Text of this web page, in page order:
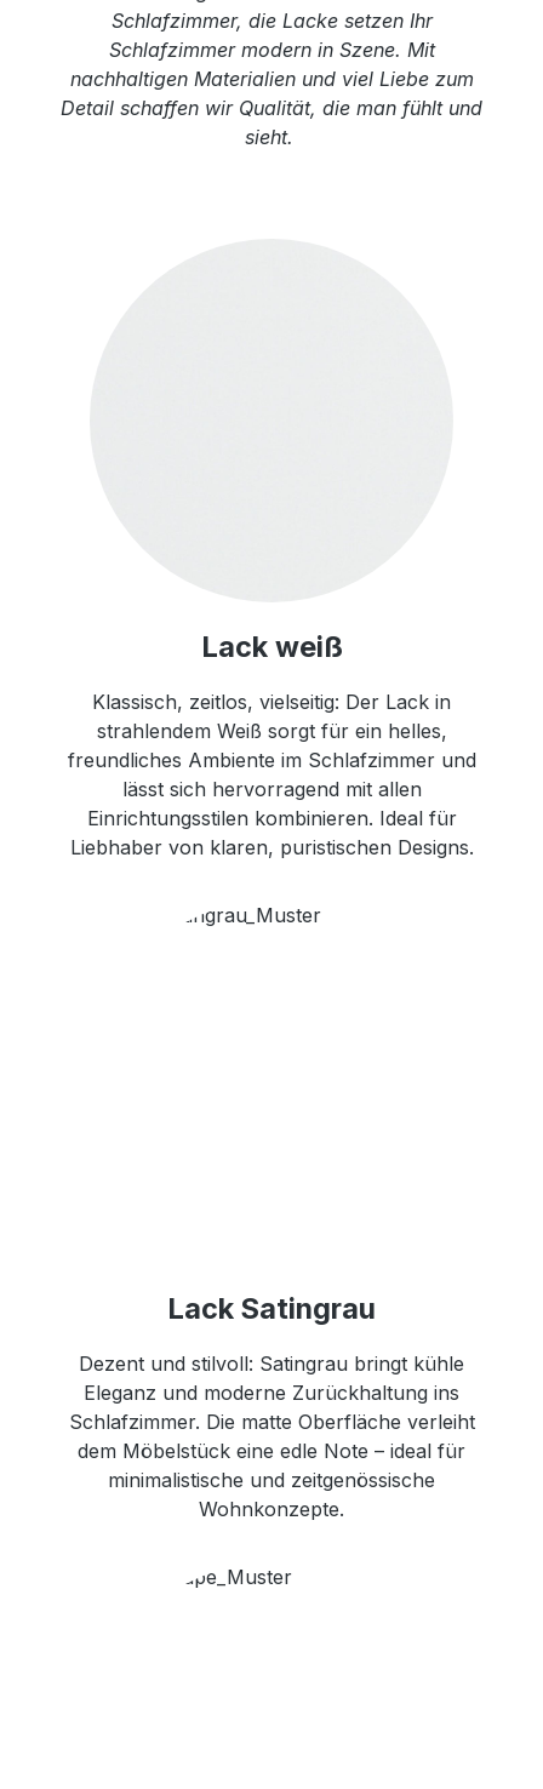
Schlafzimmer, die Lacke setzen Ihr
Schlafzimmer modern in Szene. Mit
nachhaltigen Materialien und viel Liebe zum
Detail schaffen wir Qualität, die man fühlt und
sieht.
Lack weiß
Klassisch, zeitlos, vielseitig: Der Lack in
strahlendem Weiß sorgt für ein helles,
freundliches Ambiente im Schlafzimmer und
lässt sich hervorragend mit allen
Einrichtungsstilen kombinieren. Ideal für
Liebhaber von klaren, puristischen Designs.
Lack Satingrau
Dezent und stilvoll: Satingrau bringt kühle
Eleganz und moderne Zurückhaltung ins
Schlafzimmer. Die matte Oberfläche verleiht
dem Möbelstück eine edle Note – ideal für
minimalistische und zeitgenössische
Wohnkonzepte.